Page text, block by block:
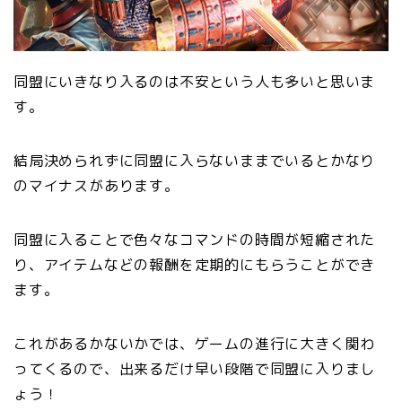
同盟にいきなり入るのは不安という人も多いと思いま
す。
結局決められずに同盟に入らないままでいるとかなり
のマイナスがあります。
同盟に入ることで色々なコマンドの時間が短縮された
り、アイテムなどの報酬を定期的にもらうことができ
ます。
これがあるかないかでは、ゲームの進行に大きく関わ
ってくるので、出来るだけ早い段階で同盟に入りまし
ょう！